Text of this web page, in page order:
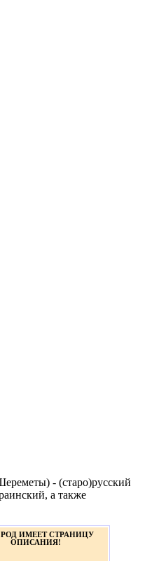
- (старо)русский
а также
РОД ИМЕЕТ СТРАНИЦУ
ОПИСАНИЯ!